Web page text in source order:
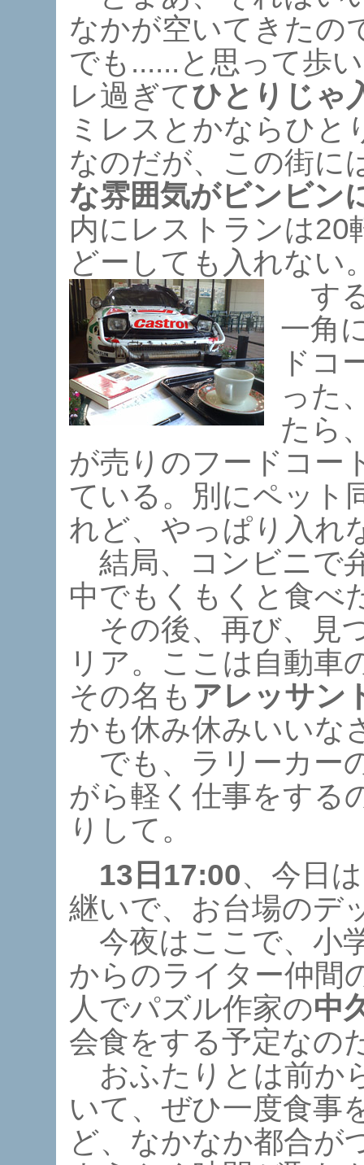
なかが空いてきたの
でも......と思って歩
レ過ぎてひとりじゃ
ミレスとかならひと
なのだが、この街に
な雰囲気がビンビン
内にレストランは20
どーしても入れない
す
一角
ドコ
った
たら
が売りのフードコー
ている。別にペット
れど、やっぱり入れ
結局、コンビニで
中でもくもくと食べ
その後、再び、見
リア。ここは自動車
その名も アレッサン
かも休み休みいいな
でも、ラリーカー
がら軽く仕事をする
りして。
13日17:00、今日
継いで、お台場のデ
今夜はここで、小
からのライター仲間
人でパズル作家の中
会食をする予定なの
おふたりとは前か
いて、ぜひ一度食事
ど、なかなか都合が